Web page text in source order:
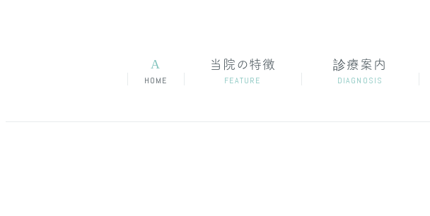
A
HOME
当院の特徴
FEATURE
診療案内
DIAGNOSIS